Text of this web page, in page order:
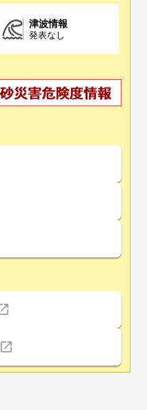
津波情報
発表なし